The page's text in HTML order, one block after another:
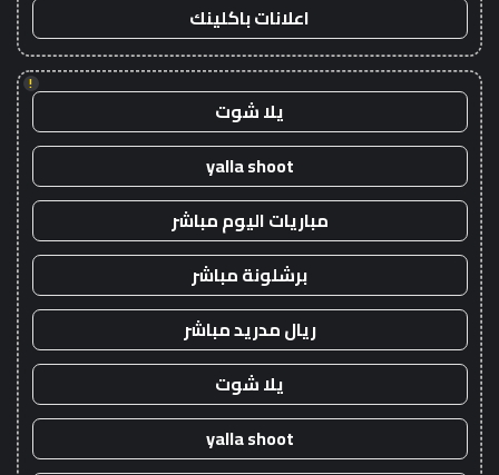
اعلانات باكلينك
!
يلا شوت
yalla shoot
مباريات اليوم مباشر
برشلونة مباشر
ريال مدريد مباشر
يلا شوت
yalla shoot